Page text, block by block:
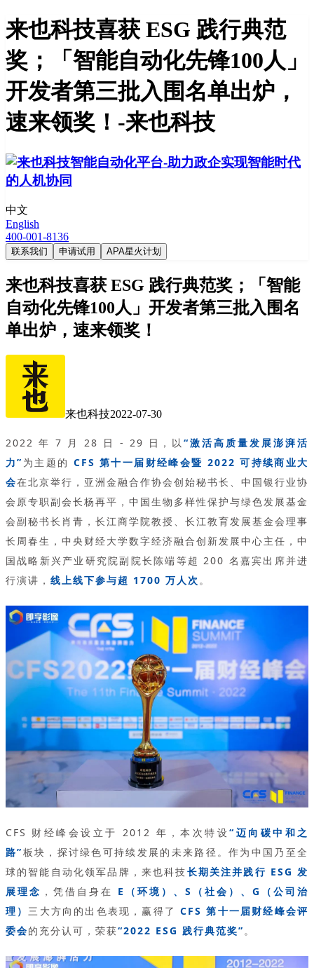
来也科技喜获 ESG 践行典范
奖；「智能自动化先锋100人」
开发者第三批入围名单出炉，
速来领奖！-来也科技
中文
English
400-001-8136
联系我们 申请试用 APA星火计划
来也科技喜获 ESG 践行典范奖；「智能
自动化先锋100人」开发者第三批入围名
单出炉，速来领奖！
来也科技2022-07-30
2022 年 7 月 28 日 - 29 日，以“激活高质量发展澎湃活
力” 为主题的 CFS 第十一届财经峰会暨 2022 可持续商业大
会在北京举行，亚洲金融合作协会创始秘书长、中国银行业协
会原专职副会长杨再平，中国生物多样性保护与绿色发展基金
会副秘书长肖青，长江商学院教授、长江教育发展基金会理事
长周春生，中央财经大学数字经济融合创新发展中心主任，中
国战略新兴产业研究院副院长陈端等超 200 名嘉宾出席并进
行演讲， 线上线下参与超 1700 万人次 。
CFS 财经峰会设立于 2012 年，本次特设“迈向碳中和之
路”板块，探讨绿色可持续发展的未来路径。作为中国乃至全
球的智能自动化领军品牌，来也科技长期关注并践行 ESG 发
展理念 ，凭借自身在 E（环境）、S（社会）、G（公司治
理）三大方向的出色表现，赢得了 CFS 第十一届财经峰会评
委会的充分认可，荣获“2022 ESG 践行典范奖”。